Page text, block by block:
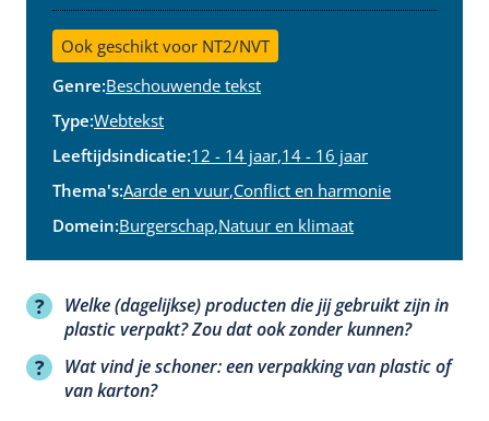
Ook geschikt voor NT2/NVT
Genre:Beschouwende tekst
Type:Webtekst
Leeftijdsindicatie:12 - 14 jaar,14 - 16 jaar
Thema's:Aarde en vuur,Conflict en harmonie
Domein:Burgerschap,Natuur en klimaat
Welke (dagelijkse) producten die jij gebruikt zijn in
plastic verpakt? Zou dat ook zonder kunnen?
Wat vind je schoner: een verpakking van plastic of
van karton?